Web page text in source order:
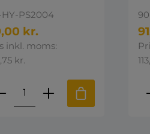
den ønskede
pocket
Hytera
PS2004
kr.
inkl. moms:
kr.